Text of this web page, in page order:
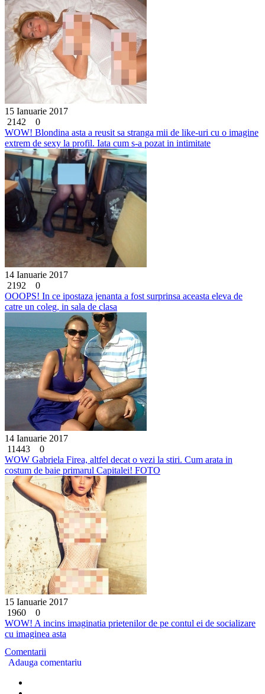
15 Ianuarie 2017
2142
0
WOW! Blondina asta a reusit sa stranga mii de like-uri cu o imagine
extrem de sexy la profil. Iata cum s-a pozat in intimitate
14 Ianuarie 2017
2192
0
OOOPS! In ce ipostaza jenanta a fost surprinsa aceasta eleva de
catre un coleg, in sala de clasa
14 Ianuarie 2017
11443
0
WOW Gabriela Firea, altfel decat o vezi la stiri. Cum arata in
costum de baie primarul Capitalei! FOTO
15 Ianuarie 2017
1960
0
WOW! A incins imaginatia prietenilor de pe contul ei de socializare
cu imaginea asta
Comentarii
Adauga comentariu